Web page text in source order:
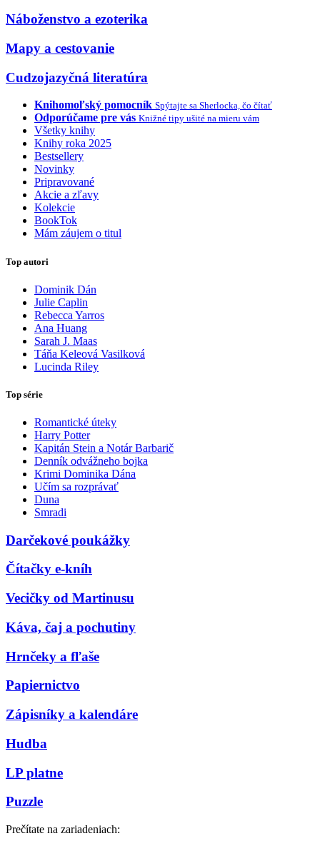
Náboženstvo a ezoterika
Mapy a cestovanie
Cudzojazyčná literatúra
Knihomoľský pomocník Spýtajte sa Sherlocka, čo čítať
Odporúčame pre vás Knižné tipy ušité na mieru vám
Všetky knihy
Knihy roka 2025
Bestsellery
Novinky
Pripravované
Akcie a zľavy
Kolekcie
BookTok
Mám záujem o titul
Top autori
Dominik Dán
Julie Caplin
Rebecca Yarros
Ana Huang
Sarah J. Maas
Táňa Keleová Vasilková
Lucinda Riley
Top série
Romantické úteky
Harry Potter
Kapitán Stein a Notár Barbarič
Denník odvážneho bojka
Krimi Dominika Dána
Učím sa rozprávať
Duna
Smradi
Darčekové poukážky
Čítačky e-kníh
Vecičky od Martinusu
Káva, čaj a pochutiny
Hrnčeky a fľaše
Papiernictvo
Zápisníky a kalendáre
Hudba
LP platne
Puzzle
Prečítate na zariadeniach: